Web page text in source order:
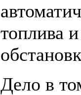
топлива
Дело в